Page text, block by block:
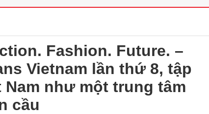
Fashion. Future. –
Vietnam lần thứ 8, tập
Nam như một trung tâm
cầu